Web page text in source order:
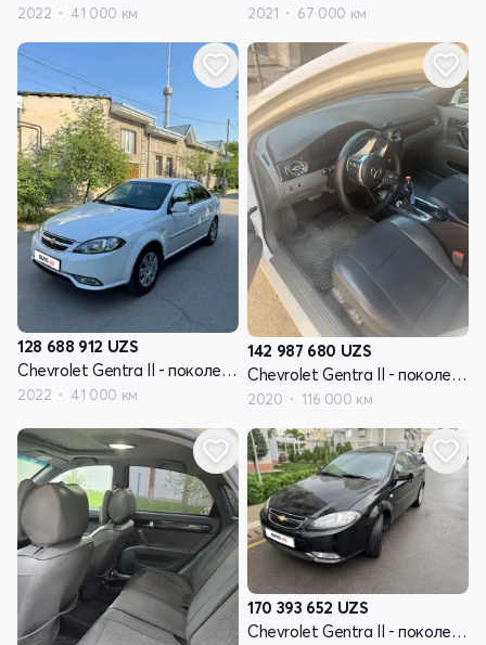
2022 41 000 км 2021 67 000 км
128 688 912 UZS
Chevrolet Gentra II - поколение
2022 41 000 км
142 987 680 UZS
Chevrolet Gentra II - поколение
2020 116 000 км
170 393 652 UZS
Chevrolet Gentra II - поколение